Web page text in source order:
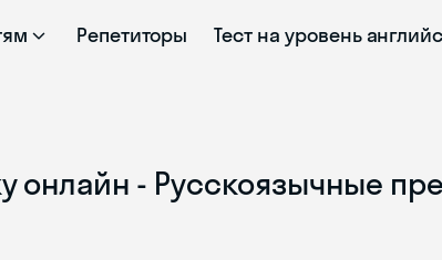
Репетиторы Тест на уровень
онлайн - Русскоязычные